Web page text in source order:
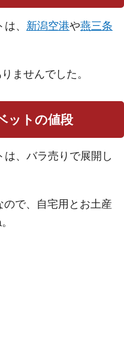
、 新潟空港や燕三条
ませんでした。
ットの値段
、バラ売りで展開し
で、自宅用とお土産